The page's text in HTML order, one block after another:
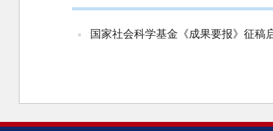
国家社会科学基金《成果要报》征稿